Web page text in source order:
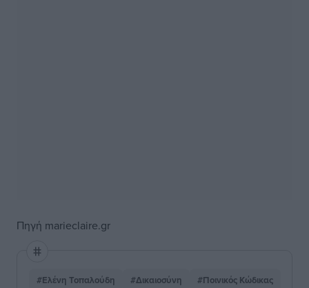
Πηγή marieclaire.gr
#Ελένη Τοπαλούδη #Δικαιοσύνη #Ποινικός Κώδικας